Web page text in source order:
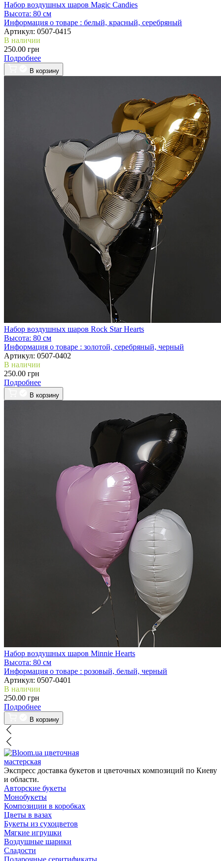
Набор воздушных шаров Magic Candies
Высота: 80 см
Информация о товаре : белый, красный, серебряный
Артикул: 0507-0415
В наличии
250.00 грн
Подробнее
В корзину
Набор воздушных шаров Rock Star Hearts
Высота: 80 см
Информация о товаре : золотой, серебряный, черный
Артикул: 0507-0402
В наличии
250.00 грн
Подробнее
В корзину
Набор воздушных шаров Minnie Hearts
Высота: 80 см
Информация о товаре : розовый, белый, черный
Артикул: 0507-0401
В наличии
250.00 грн
Подробнее
В корзину
цветочная
мастерская
Экспресс доставка букетов и цветочных композиций по Киеву
и области.
Авторские букеты
Монобукеты
Композиции в коробках
Цветы в вазах
Букеты из сухоцветов
Мягкие игрушки
Воздушные шарики
Сладости
Подарочные серитификаты